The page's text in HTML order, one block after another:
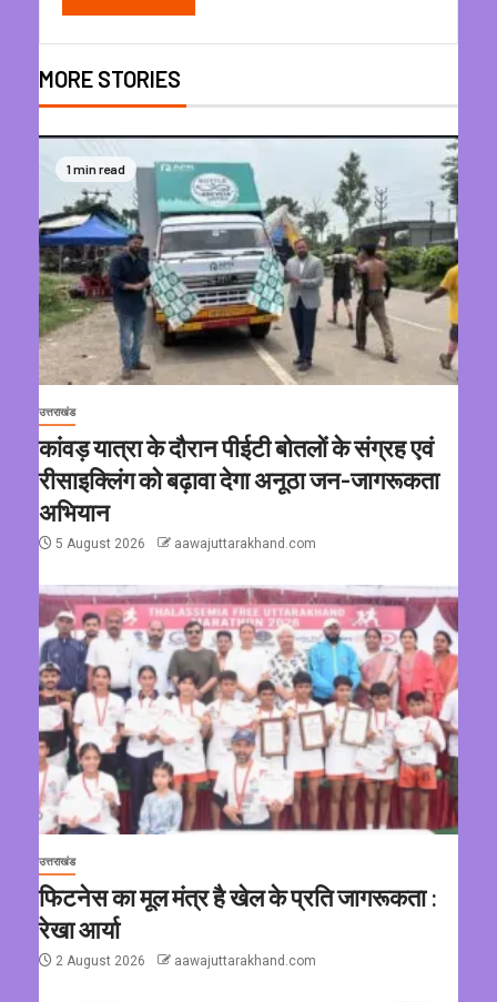
MORE STORIES
1 min read
उत्तराखंड
कांवड़ यात्रा के दौरान पीईटी बोतलों के संग्रह एवं
रीसाइक्लिंग को बढ़ावा देगा अनूठा जन-जागरूकता
अभियान
5 August 2026 aawajuttarakhand.com
उत्तराखंड
फिटनेस का मूल मंत्र है खेल के प्रति जागरूकता :
रेखा आर्या
2 August 2026 aawajuttarakhand.com